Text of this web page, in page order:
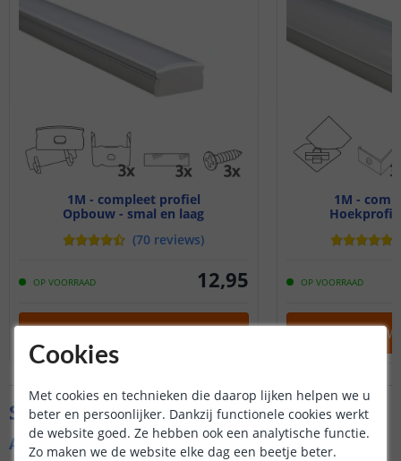
1M - compleet profiel
Opbouw - smal en laag
(70 reviews)
OP VOORRAAD 12,95
1M -
OP VOORRAAD
IN
Specificaties
Algemene kenmerken
Cookies
Met cookies en technieken die daarop lijken helpen we u
beter en persoonlijker. Dankzij functionele cookies werkt
de website goed. Ze hebben ook een analytische functie.
Zo maken we de website elke dag een beetje beter.